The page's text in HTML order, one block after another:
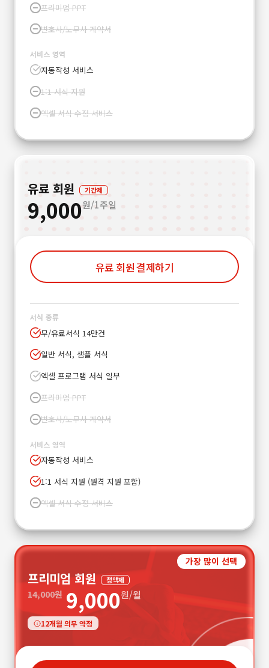
프리미엄 PPT
변호사/노무사 계약서
서비스 영역
자동작성 서비스
1:1 서식 지원
엑셀 서식 수정 서비스
유료 회원 기간제
9,000원/1주일
유료 회원 결제하기
서식 종류
무/유료서식 14만건
일반 서식, 샘플 서식
엑셀 프로그램 서식 일부
프리미엄 PPT
변호사/노무사 계약서
서비스 영역
자동작성 서비스
1:1 서식 지원 (원격 지원 포함)
엑셀 서식 수정 서비스
가장 많이 선택
프리미엄 회원 정액제
14,000원 9,000원/월
12개월 의무 약정